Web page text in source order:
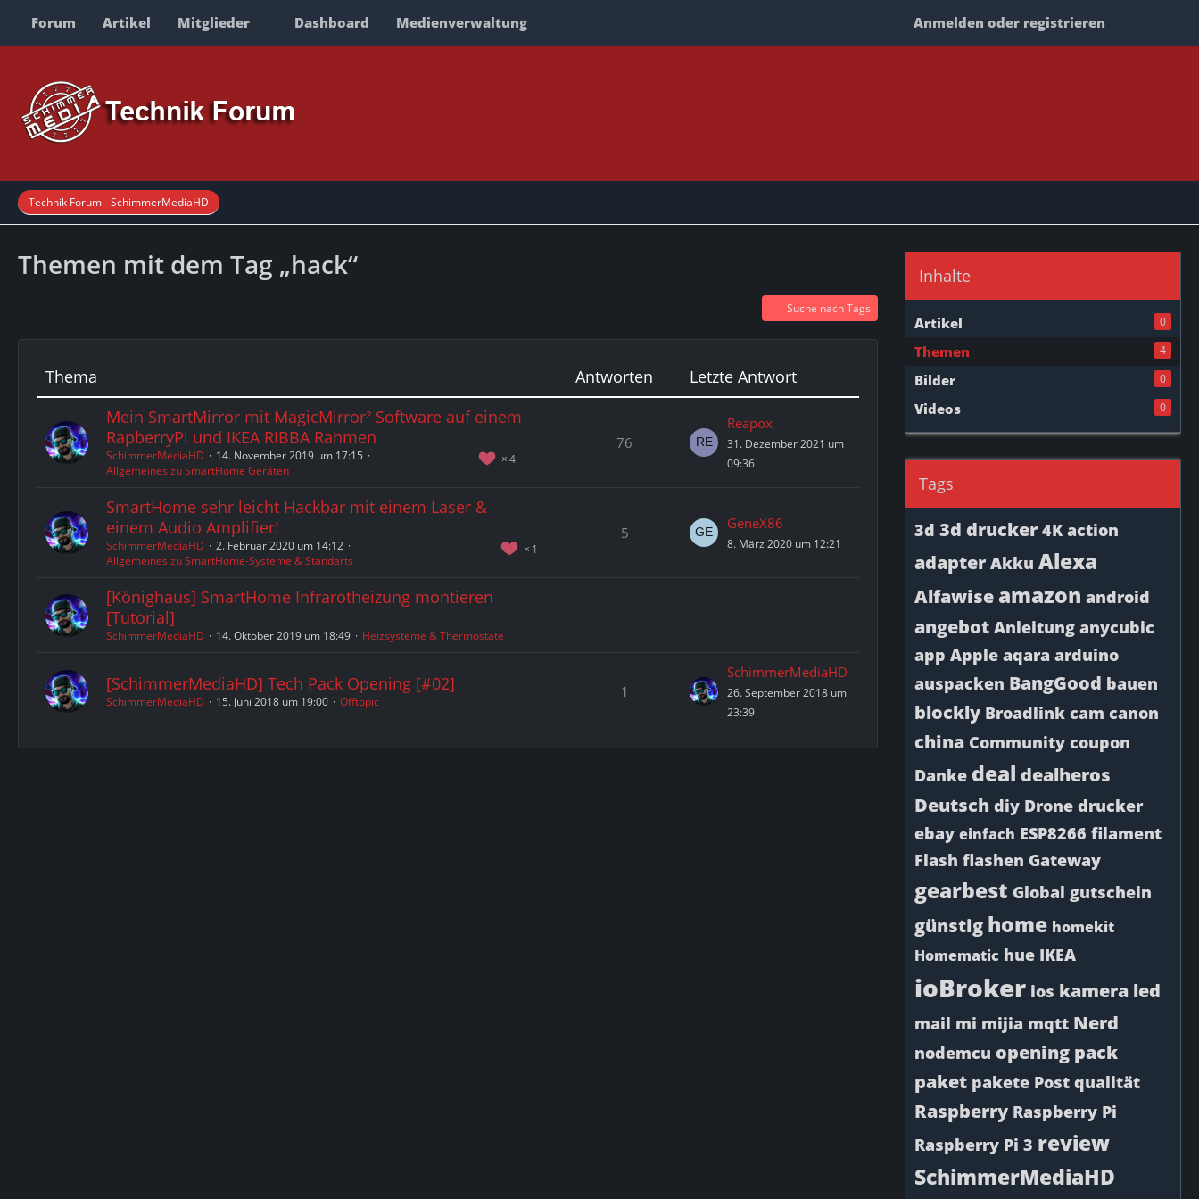
Forum Artikel Mitglieder Dashboard Medienverwaltung Anmelden oder registrieren
Technik Forum - SchimmerMediaHD
Themen mit dem Tag „hack“
Suche nach Tags
Thema Antworten
Letzte Antwort
Mein SmartMirror mit MagicMirror² Software auf einem
RapberryPi und IKEA RIBBA Rahmen
4
SchimmerMediaHD
14. November 2019 um 17:15
Allgemeines zu SmartHome Geräten
76
Reapox
31. Dezember 2021 um
09:36
SmartHome sehr leicht Hackbar mit einem Laser &
einem Audio Amplifier!
1
SchimmerMediaHD
2. Februar 2020 um 14:12
Allgemeines zu SmartHome-Systeme & Standarts
5
GeneX86
8. März 2020 um 12:21
[Könighaus] SmartHome Infrarotheizung montieren
[Tutorial]
SchimmerMediaHD 14. Oktober 2019 um 18:49 Heizsysteme & Thermostate
[SchimmerMediaHD] Tech Pack Opening [#02]
SchimmerMediaHD 15. Juni 2018 um 19:00 Offtopic
1
SchimmerMediaHD
26. September 2018 um
23:39
Inhalte
Artikel 0
Themen 4
Bilder 0
Videos 0
Tags
3d 3d drucker 4K action
adapter Akku Alexa
Alfawiseamazon android
angebot Anleitung anycubic
app Apple aqara arduino
auspacken BangGood bauen
blockly Broadlink cam canon
china Community coupon
Danke deal dealheros
Deutsch diy Drone drucker
ebay einfach ESP8266 filament
Flash flashen Gateway
gearbest Global gutschein
günstig home homekit
Homematic hue IKEA
ioBroker ios kamera led
mail mi mijia mqtt Nerd
nodemcu opening pack
paket pakete Post qualität
Raspberry Raspberry Pi
Raspberry Pi 3 review
SchimmerMediaHD